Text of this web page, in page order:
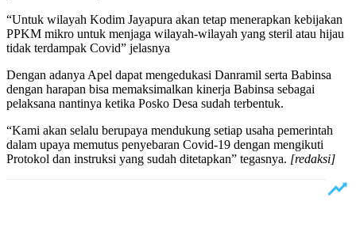
“Untuk wilayah Kodim Jayapura akan tetap menerapkan kebijakan
PPKM mikro untuk menjaga wilayah-wilayah yang steril atau hijau
tidak terdampak Covid” jelasnya
Dengan adanya Apel dapat mengedukasi Danramil serta Babinsa
dengan harapan bisa memaksimalkan kinerja Babinsa sebagai
pelaksana nantinya ketika Posko Desa sudah terbentuk.
“Kami akan selalu berupaya mendukung setiap usaha pemerintah
dalam upaya memutus penyebaran Covid-19 dengan mengikuti
Protokol dan instruksi yang sudah ditetapkan” tegasnya. [redaksi]